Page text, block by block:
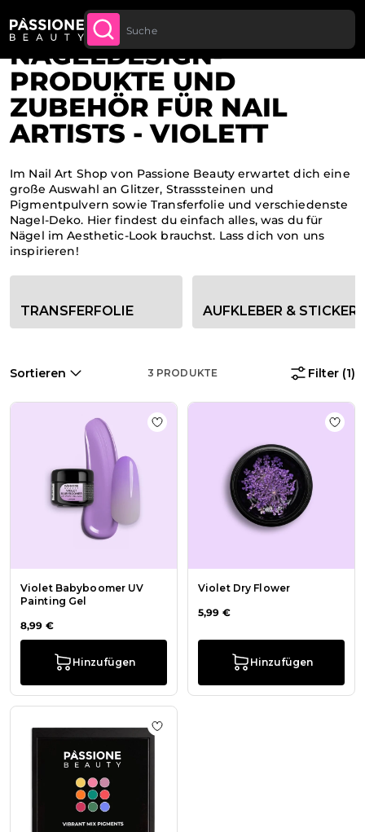
Bis zu 20 € Rabatt auf deine erste
Bestellung
SPRINGEN
Brotkrümel
Home
NAGELDESIGN-
PRODUKTE UND
ZUBEHÖR FÜR NAIL
ARTISTS - VIOLETT
Im Nail Art Shop von Passione Beauty erwartet dich eine
große Auswahl an Glitzer, Strasssteinen und
Pigmentpulvern sowie Transferfolie und verschiedenste
Nagel-Deko. Hier findest du einfach alles, was du für
Nägel im Aesthetic-Look brauchst. Lass dich von uns
inspirieren!
Kategorie-Filteroptionen
TRANSFERFOLIE AUFKLEBER & STICKER
Sortieren 3 PRODUKTE Filter (1)
Violet Babyboomer UV
Painting Gel
8,99 €
Hinzufügen
Zur Wunschliste hinzufügen Violet
Violet Dry Flower
5,99 €
Hinzufügen
Zur
Zur Wunschliste hinzufügen